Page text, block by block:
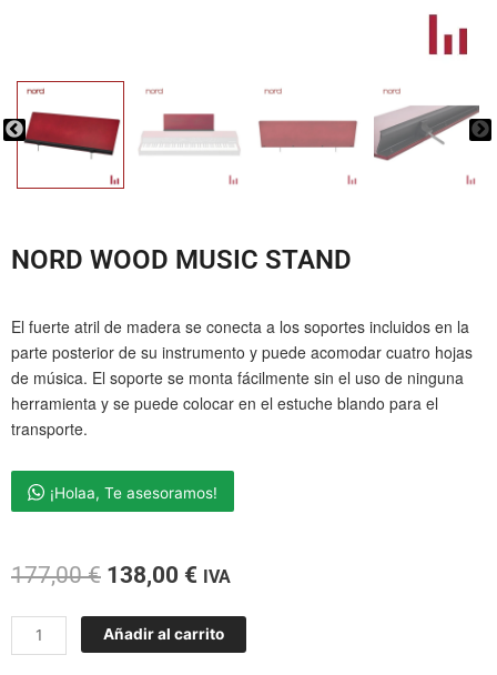
NORD WOOD MUSIC STAND
El fuerte atril de madera se conecta a los soportes incluidos en la
parte posterior de su instrumento y puede acomodar cuatro hojas
de música. El soporte se monta fácilmente sin el uso de ninguna
herramienta y se puede colocar en el estuche blando para el
transporte.
¡Holaa, Te asesoramos!
177,00€ El
original
era:
138,00 € El
actual
es:
IVA
NORD
WOOD
Añadir al carrito